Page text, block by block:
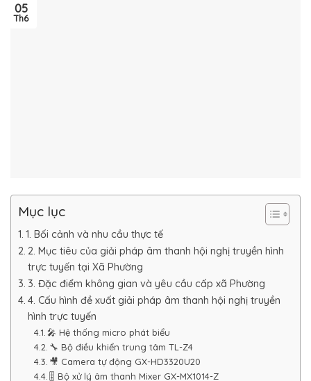
05
Th6
Mục lục
1. Bối cảnh và nhu cầu thực tế
2. Mục tiêu của giải pháp âm thanh hội nghị truyền hình
trực tuyến tại Xã Phường
3. Đặc điểm không gian và yêu cầu cấp xã Phường
4. Cấu hình đề xuất giải pháp âm thanh hội nghị truyền
hình trực tuyến
🎤 Hệ thống micro phát biểu
🔧 Bộ điều khiển trung tâm TL-Z4
🎥 Camera tự động GX-HD3320U20
🎚 Bộ xử lý âm thanh Mixer GX-MX1014-Z